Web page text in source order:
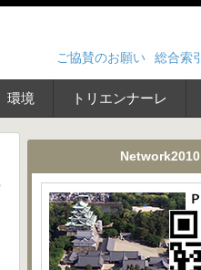
ご協賛のお願い 総合索引
環境 トリエンナーレ
Network2010